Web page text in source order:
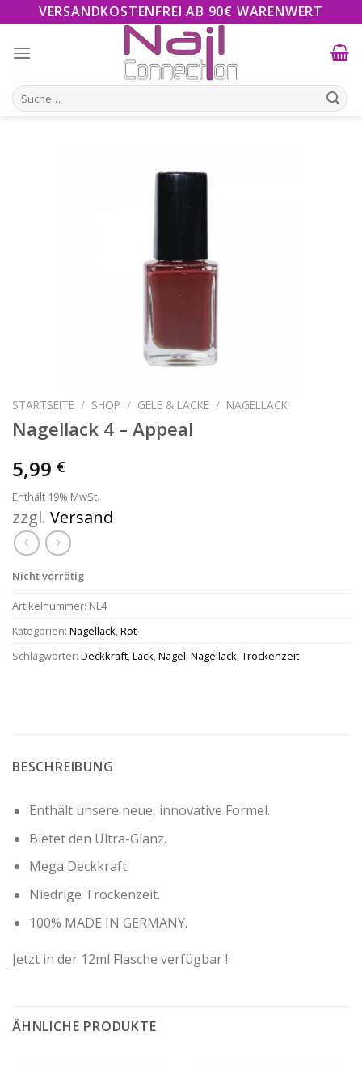
to
content
VERSANDKOSTENFREI AB 90€ WARENWERT
Suche
nach:
STARTSEITE / SHOP / GELE & LACKE / NAGELLACK
Nagellack 4 – Appeal
5,99 €
Enthält 19% MwSt.
zzgl. Versand
Nicht vorrätig
Artikelnummer: NL4
Kategorien: Nagellack Rot
Schlagwörter: Deckkraft Lack Nagel Nagellack Trockenzeit
BESCHREIBUNG
Enthält unsere neue, innovative Formel.
Bietet den Ultra-Glanz.
Mega Deckkraft.
Niedrige Trockenzeit.
100% MADE IN GERMANY.
Jetzt in der 12ml Flasche verfügbar !
ÄHNLICHE PRODUKTE